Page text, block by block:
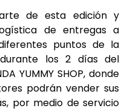
de esta edición y
de entregas a
puntos de la
durante los 2 días del
YUMMY SHOP, donde
podrán vender sus
por medio de servicio